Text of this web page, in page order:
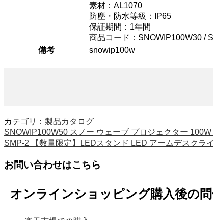
素材：AL1070
防塵・防水等級：IP65
保証期間：1年間
商品コード：SNOWIP100W30 /
備考
snowip100w
カテゴリ： 製品カタログ
SNOWIP100W50 スノー ウェーブ プロジェクター
SMP-2 【数量限定】LEDスタンド LED アームデスクラ
お問い合わせはこちら
オンラインショッピング購入後の